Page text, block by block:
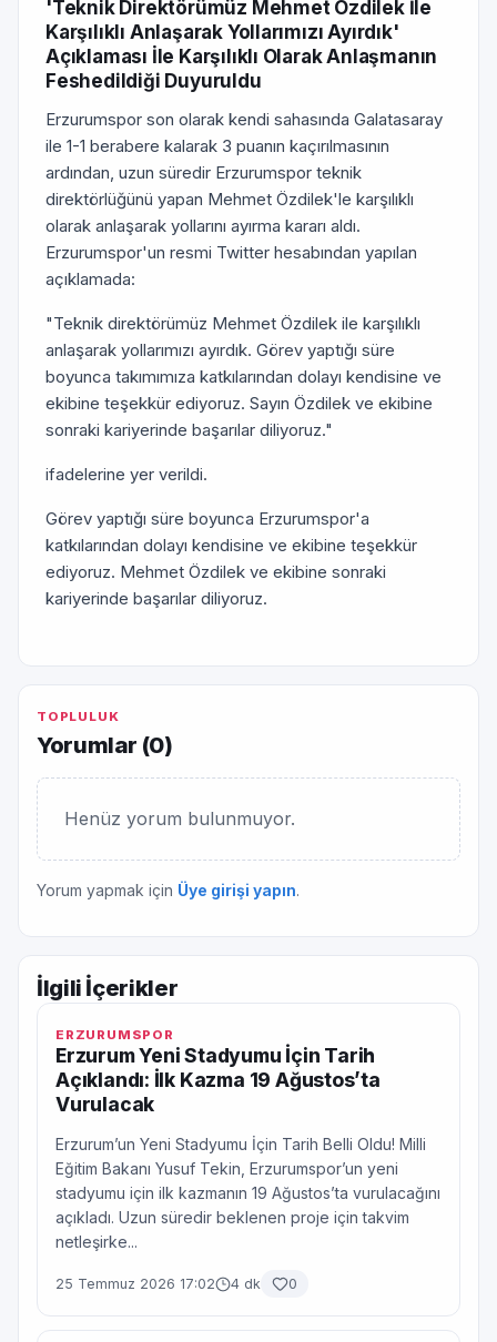
'Teknik Direktörümüz Mehmet Özdilek İle
Karşılıklı Anlaşarak Yollarımızı Ayırdık'
Açıklaması İle Karşılıklı Olarak Anlaşmanın
Feshedildiği Duyuruldu
Erzurumspor son olarak kendi sahasında Galatasaray
ile 1-1 berabere kalarak 3 puanın kaçırılmasının
ardından, uzun süredir Erzurumspor teknik
direktörlüğünü yapan Mehmet Özdilek'le karşılıklı
olarak anlaşarak yollarını ayırma kararı aldı.
Erzurumspor'un resmi Twitter hesabından yapılan
açıklamada:
"Teknik direktörümüz Mehmet Özdilek ile karşılıklı
anlaşarak yollarımızı ayırdık. Görev yaptığı süre
boyunca takımımıza katkılarından dolayı kendisine ve
ekibine teşekkür ediyoruz. Sayın Özdilek ve ekibine
sonraki kariyerinde başarılar diliyoruz."
ifadelerine yer verildi.
Görev yaptığı süre boyunca Erzurumspor'a
katkılarından dolayı kendisine ve ekibine teşekkür
ediyoruz. Mehmet Özdilek ve ekibine sonraki
kariyerinde başarılar diliyoruz.
TOPLULUK
Yorumlar (0)
Henüz yorum bulunmuyor.
Yorum yapmak için Üye girişi yapın.
İlgili İçerikler
ERZURUMSPOR
Erzurum Yeni Stadyumu İçin Tarih
Açıklandı: İlk Kazma 19 Ağustos’ta
Vurulacak
Erzurum’un Yeni Stadyumu İçin Tarih Belli Oldu! Milli
Eğitim Bakanı Yusuf Tekin, Erzurumspor’un yeni
stadyumu için ilk kazmanın 19 Ağustos’ta vurulacağını
açıkladı. Uzun süredir beklenen proje için takvim
netleşirke...
25 Temmuz 2026 17:02 4 dk 0